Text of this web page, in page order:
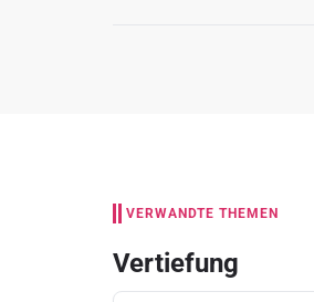
VERWANDTE THEMEN
Vertiefung